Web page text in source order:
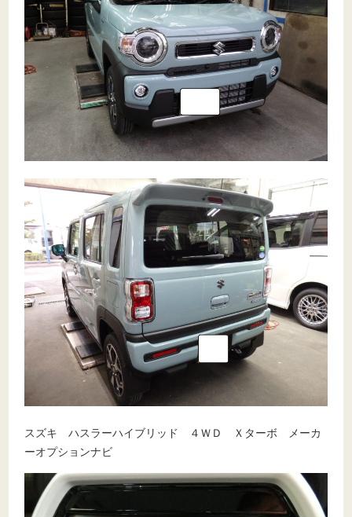
スズキ ハスラーハイブリッド ４ＷＤ Ｘターボ メーカ
ーオプションナビ